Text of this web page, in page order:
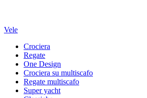
Vele
Crociera
Regate
One Design
Crociera su multiscafo
Regate multiscafo
Super yacht